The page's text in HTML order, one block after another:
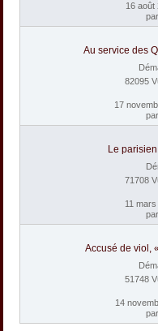
16 août
par
Au service des
82095
17
par
Le
71708
11
par
Accusé de viol,
51748
14
par